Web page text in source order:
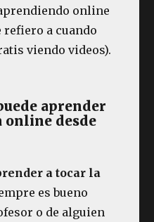
online
refiero a cuando
viendo videos).
aprender
online desde
a tocar la
es bueno
o de alguien